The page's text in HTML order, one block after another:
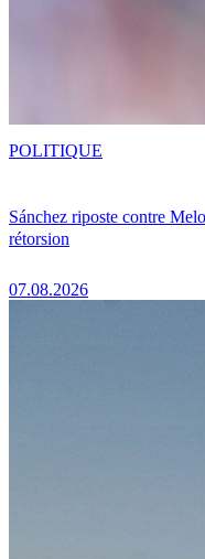
Sánchez riposte contre
rétorsion
07.08.2026
POLITIQUE